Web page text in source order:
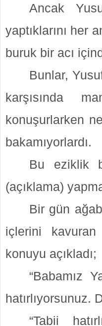
Ancak
yaptıklarını her
buruk bir acı
Bunlar,
karşısında
konuşurlarken
bakamıyorlardı.
Bu eziklik
(açıklama)
Bir gün
içlerini
konuyu açıkladı;
“Babamız
hatırlıyorsunuz.
“Tabii